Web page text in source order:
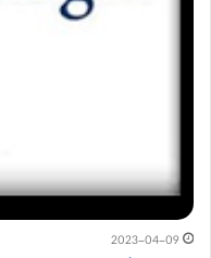
2023-04-09